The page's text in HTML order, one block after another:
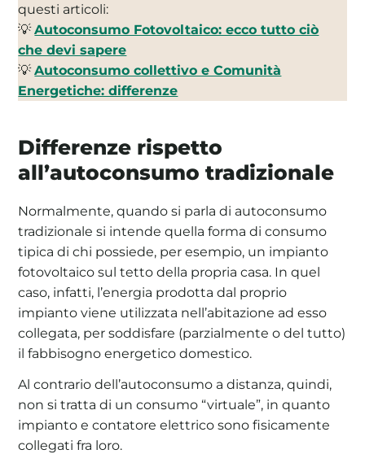
questi articoli:
💡Autoconsumo Fotovoltaico: ecco tutto ciò
che devi sapere
💡Autoconsumo collettivo e Comunità
Energetiche: differenze
Differenze rispetto
all’autoconsumo tradizionale
Normalmente, quando si parla di autoconsumo
tradizionale si intende quella forma di consumo
tipica di chi possiede, per esempio, un impianto
fotovoltaico sul tetto della propria casa. In quel
caso, infatti, l’energia prodotta dal proprio
impianto viene utilizzata nell’abitazione ad esso
collegata, per soddisfare (parzialmente o del tutto)
il fabbisogno energetico domestico.
Al contrario dell’autoconsumo a distanza, quindi,
non si tratta di un consumo “virtuale”, in quanto
impianto e contatore elettrico sono fisicamente
collegati fra loro.